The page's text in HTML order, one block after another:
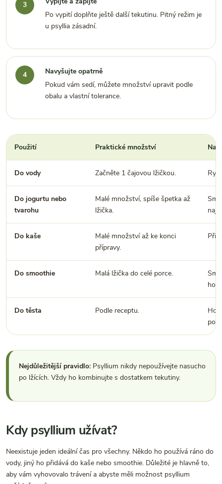
Po vypití doplňte ještě další tekutinu. Pitný režim je
u psyllia zásadní.
Navyšujte opatrně
Pokud vám sedí, můžete množství upravit podle
obalu a vlastní tolerance.
Použití Praktické množství Na
Do vody Začněte 1 čajovou lžičkou.
Do jogurtu nebo
tvarohu
Malé množství, spíše špetka až
lžička.
Do kaše
Malé množství až ke konci
přípravy.
Do smoothie Malá lžička do celé porce.
Do těsta Podle receptu.
Nejdůležitější pravidlo: Psyllium nikdy nepoužívejte nasucho
po lžících. Vždy ho kombinujte s dostatkem tekutiny.
Kdy psyllium užívat?
Neexistuje jeden ideální čas pro všechny. Někdo ho používá ráno do
vody, jiný ho přidává do kaše nebo smoothie. Důležité je hlavně to,
aby vám vyhovovalo trávení a abyste měli možnost psyllium